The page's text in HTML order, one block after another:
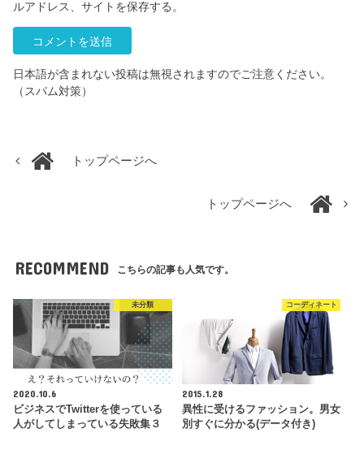
ルアドレス、サイトを保存する。
日本語が含まれない投稿は無視されますのでご注意ください。
（スパム対策）
トップページへ
トップページへ
RECOMMEND こちらの記事も人気です。
未分類
2020.10.6
ビジネスでTwitterを使っている
人がしてしまっている失敗集３
コーディネート
2015.1.28
異性に受けるファッション。男女
別すぐに分かる(データ付き)